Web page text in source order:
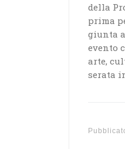
della
prima
giunta
evento
arte,
serata